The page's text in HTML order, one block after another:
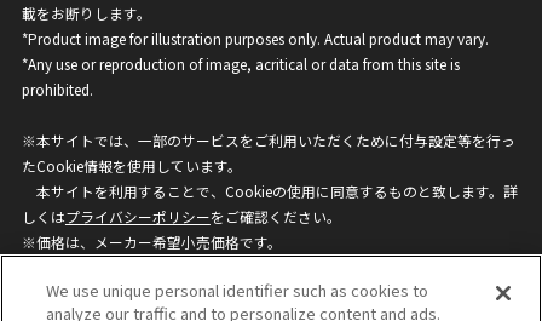
載をお断りします。
*Product image for illustration purposes only. Actual product may vary.
*Any use or reproduction of image, acritical or data from this site is
prohibited.
※本サイトでは、一部のサービスをご利用いただくために付与設定等を行っ
たCookie情報を使用しています。
本サイトを利用することで、Cookieの使用に同意するものと致します。詳
しくはプライバシーポリシーをご確認ください。
※価格は、メーカー希望小売価格です。
ざいますのでご了承ください。
We use unique personal identifier such as cookies to
analyze our traffic and to personalize content and ads.